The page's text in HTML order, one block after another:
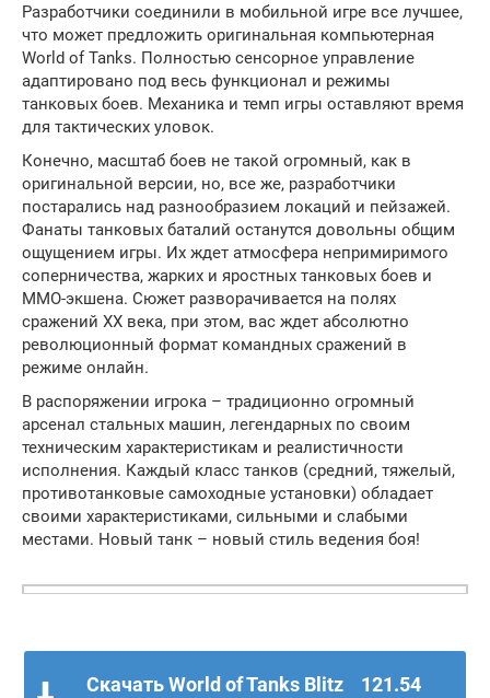
Разработчики соединили в мобильной игре все лучшее,
что может предложить оригинальная компьютерная
World of Tanks. Полностью сенсорное управление
адаптировано под весь функционал и режимы
танковых боев. Механика и темп игры оставляют время
для тактических уловок.
Конечно, масштаб боев не такой огромный, как в
оригинальной версии, но, все же, разработчики
постарались над разнообразием локаций и пейзажей.
Фанаты танковых баталий останутся довольны общим
ощущением игры. Их ждет атмосфера непримиримого
соперничества, жарких и яростных танковых боев и
MMO-экшена. Сюжет разворачивается на полях
сражений ХХ века, при этом, вас ждет абсолютно
революционный формат командных сражений в
режиме онлайн.
В распоряжении игрока – традиционно огромный
арсенал стальных машин, легендарных по своим
техническим характеристикам и реалистичности
исполнения. Каждый класс танков (средний, тяжелый,
противотанковые самоходные установки) обладает
своими характеристиками, сильными и слабыми
местами. Новый танк – новый стиль ведения боя!
Скачать World of Tanks Blitz
121.54